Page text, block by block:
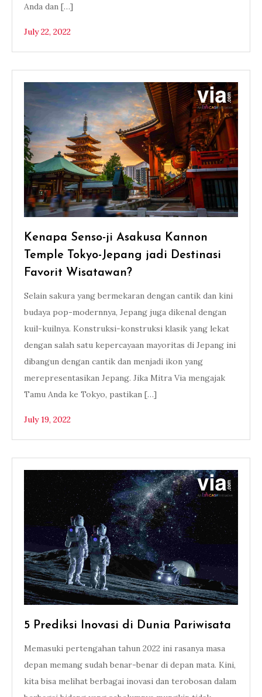
Anda dan […]
July 22, 2022
Kenapa Senso-ji Asakusa Kannon
Temple Tokyo-Jepang jadi Destinasi
Favorit Wisatawan?
Selain sakura yang bermekaran dengan cantik dan kini
budaya pop-modernnya, Jepang juga dikenal dengan
kuil-kuilnya. Konstruksi-konstruksi klasik yang lekat
dengan salah satu kepercayaan mayoritas di Jepang ini
dibangun dengan cantik dan menjadi ikon yang
merepresentasikan Jepang. Jika Mitra Via mengajak
Tamu Anda ke Tokyo, pastikan […]
July 19, 2022
5 Prediksi Inovasi di Dunia Pariwisata
Memasuki pertengahan tahun 2022 ini rasanya masa
depan memang sudah benar-benar di depan mata. Kini,
kita bisa melihat berbagai inovasi dan terobosan dalam